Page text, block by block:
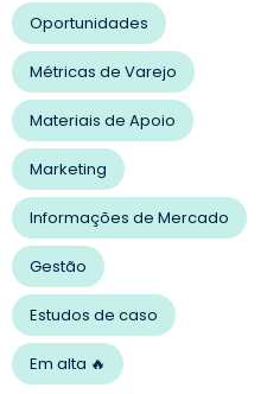
Oportunidades
Métricas de Varejo
Materiais de Apoio
Marketing
Informações de Mercado
Gestão
Estudos de caso
Em alta 🔥